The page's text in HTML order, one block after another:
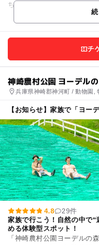
ちを見ることができます。
チ
神崎農村公園 ヨーデル
兵庫県神崎郡神河町 / 動物園,
【お知らせ】家族で「ヨー
4.8
29件
家族で行こう！自然の中で
める体験型スポット！
「神崎農村公園ヨーデルの